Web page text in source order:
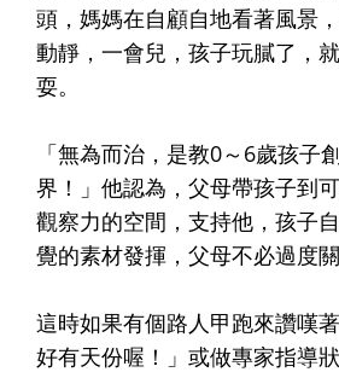
頭，媽媽在自顧自地看著風景
動靜，一會兒，孩子玩膩了，
耍。
「無為而治，是教0～6歲孩子
界！」他認為，父母帶孩子到可
觀察力的空間，支持他，孩子
覺的素材發揮，父母不必過度
這時如果有個路人甲跑來讚嘆
好有天份喔！」或做專家指導